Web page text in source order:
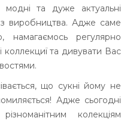
та дуже актуальні
виробництва. Адже саме
регулярно
та дивувати Вас
що сукні йому не
Адже сьогодні
колекціям